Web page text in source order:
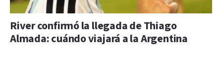
River confirmó la llegada de Thiago
Almada: cuándo viajará a la Argentina